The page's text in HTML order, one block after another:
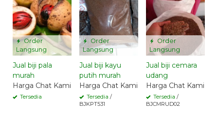
Order
Langsung
Jual biji pala
murah
Harga Chat Kami
Tersedia
Order
Langsung
Jual biji kayu
putih murah
Harga Chat Kami
Tersedia /
BJKPT531
Order
Langsung
Jual biji cemara
udang
Harga Chat Kami
Tersedia /
BJCMRUD02